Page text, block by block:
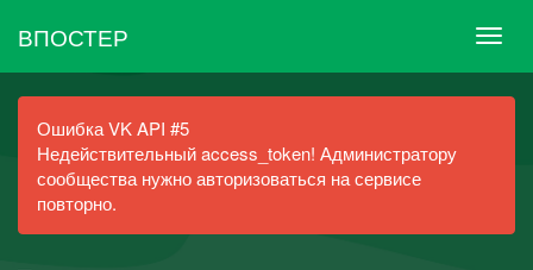
ВПОСТЕР
Ошибка VK API #5
Недействительный access_token! Администратору
сообщества нужно авторизоваться на сервисе
повторно.